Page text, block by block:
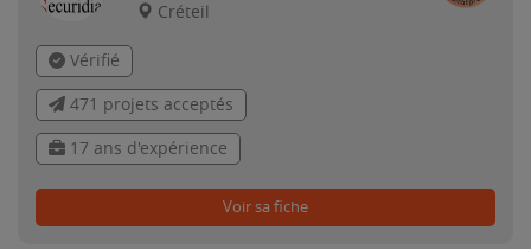
Créteil
Vérifié
471 projets acceptés
17 ans d'expérience
Voir sa fiche